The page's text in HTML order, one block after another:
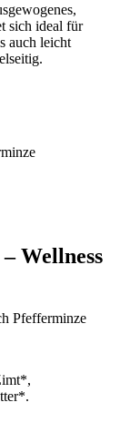
sich ideal für
auch leicht
Wellness
Pfefferminze